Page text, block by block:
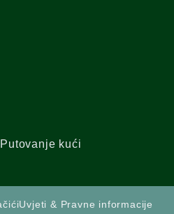
kući
Uvjeti & Pravne informacije